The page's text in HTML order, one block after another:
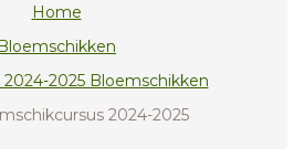
Home
Bloemschikken
2024-2025 Bloemschikken
2024-2025